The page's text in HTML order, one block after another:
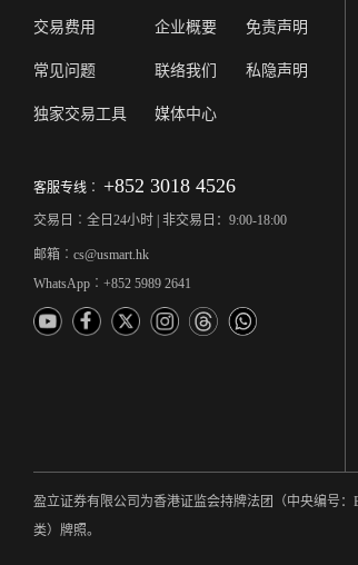
交易费用
常见问题
独家交易工具
企业概要
联络我们
媒体中心
免责声明
私隐声明
客服专线︰ +852 3018 4526
交易日︰全日24小时 | 非交易日：9:00-18:00
邮箱︰cs@usmart.hk
WhatsApp︰+852 5989 2641
盈立证券有限公司为香港证监会持牌法团（中央编号
类）牌照。